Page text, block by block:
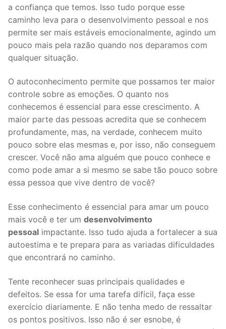
a confiança que temos. Isso tudo porque esse
caminho leva para o desenvolvimento pessoal e nos
permite ser mais estáveis emocionalmente, agindo um
pouco mais pela razão quando nos deparamos com
qualquer situação.
O autoconhecimento permite que possamos ter maior
controle sobre as emoções. O quanto nos
conhecemos é essencial para esse crescimento. A
maior parte das pessoas acredita que se conhecem
profundamente, mas, na verdade, conhecem muito
pouco sobre elas mesmas e, por isso, não conseguem
crescer. Você não ama alguém que pouco conhece e
como pode amar a si mesmo se sabe tão pouco sobre
essa pessoa que vive dentro de você?
Esse conhecimento é essencial para amar um pouco
mais você e ter um desenvolvimento
pessoal impactante. Isso tudo ajuda a fortalecer a sua
autoestima e te prepara para as variadas dificuldades
que encontrará no caminho.
Tente reconhecer suas principais qualidades e
defeitos. Se essa for uma tarefa difícil, faça esse
exercício diariamente. E não tenha medo de ressaltar
os pontos positivos. Isso não é ser esnobe, é